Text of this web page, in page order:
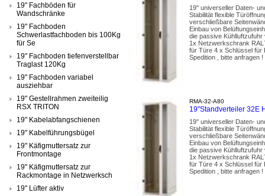
19" Fachböden für
Wandschränke
19" Fachboden
Schwerlastfachboden bis 100Kg
für Se
19" Fachboden tiefenverstellbar
Traglast 120Kg
19" Fachboden variabel
ausziehbar
19" Gestellrahmen zweiteilig
RSX TRITON
19" Kabelabfangschienen
19" Kabelführungsbügel
19" Käfigmuttersatz zur
Frontmontage
19" Käfigmuttersatz zur
Rackmontage in Netzwerksch
19" Lüfter aktiv
19" universeller Daten-
Stabilität flexible
verschließbare
Einbau von
die passive
1x Netzwerkschrank
für Türe 4 x Schlüssel für
Spedition , bitte anfragen !
RMA-32-A80
19"Standverteiler 32E
19" universeller Daten-
Stabilität flexible
verschließbare
Einbau von
die passive
1x Netzwerkschrank
für Türe 4 x Schlüssel für
Spedition , bitte anfragen !